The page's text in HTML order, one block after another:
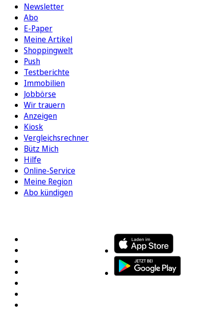
Newsletter
Abo
E-Paper
Meine Artikel
Shoppingwelt
Push
Testberichte
Immobilien
Jobbörse
Wir trauern
Anzeigen
Kiosk
Vergleichsrechner
Bütz Mich
Hilfe
Online-Service
Meine Region
Abo kündigen